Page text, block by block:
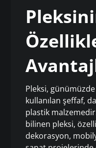
Pleksi,
kullanılan şeffaf,
plastik
bilinen pleksi,
dekorasyon,